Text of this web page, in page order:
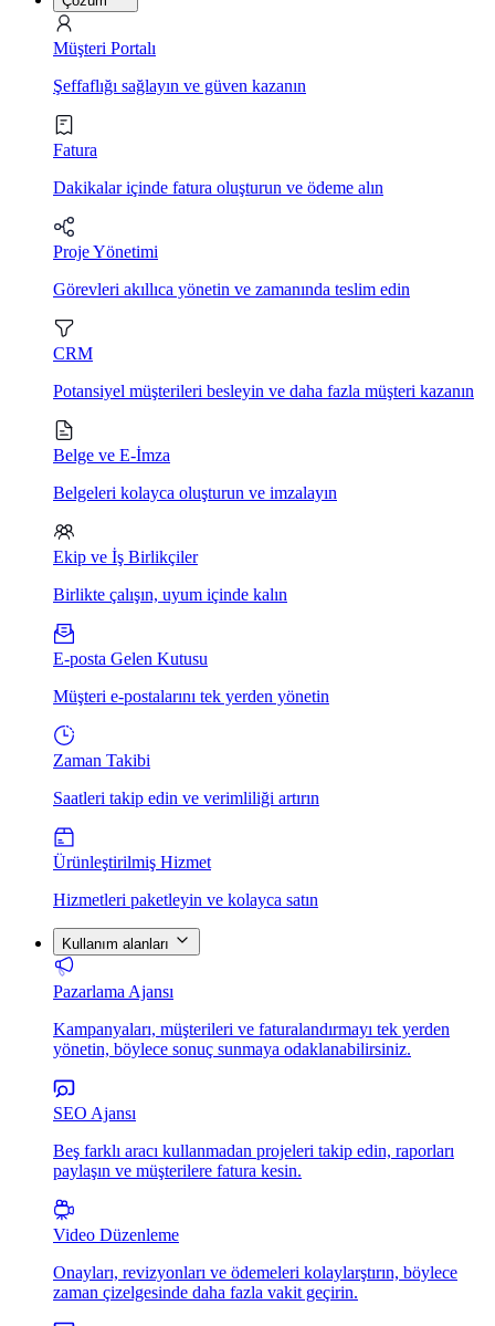
Müşteri Portalı
Şeffaflığı sağlayın ve güven kazanın
Fatura
Dakikalar içinde fatura oluşturun ve ödeme alın
Proje Yönetimi
Görevleri akıllıca yönetin ve zamanında teslim edin
CRM
Potansiyel müşterileri besleyin ve daha fazla müşteri kazanın
Belge ve E-İmza
Belgeleri kolayca oluşturun ve imzalayın
Ekip ve İş Birlikçiler
Birlikte çalışın, uyum içinde kalın
E-posta Gelen Kutusu
Müşteri e-postalarını tek yerden yönetin
Zaman Takibi
Saatleri takip edin ve verimliliği artırın
Ürünleştirilmiş Hizmet
Hizmetleri paketleyin ve kolayca satın
Kullanım alanları
Pazarlama Ajansı
Kampanyaları, müşterileri ve faturalandırmayı tek yerden
yönetin, böylece sonuç sunmaya odaklanabilirsiniz.
SEO Ajansı
Beş farklı aracı kullanmadan projeleri takip edin, raporları
paylaşın ve müşterilere fatura kesin.
Video Düzenleme
Onayları, revizyonları ve ödemeleri kolaylarştırın, böylece
zaman çizelgesinde daha fazla vakit geçirin.